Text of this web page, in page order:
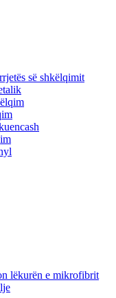
së shkëlqimit
lëkurën e mikrofibrit